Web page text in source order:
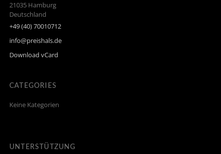
21035 Hamburg
Deutschland
+49 (40) 70010712
info@preishals.de
Download vCard
CATEGORIES
Keine Kategorien
UNTERSTÜTZUNG